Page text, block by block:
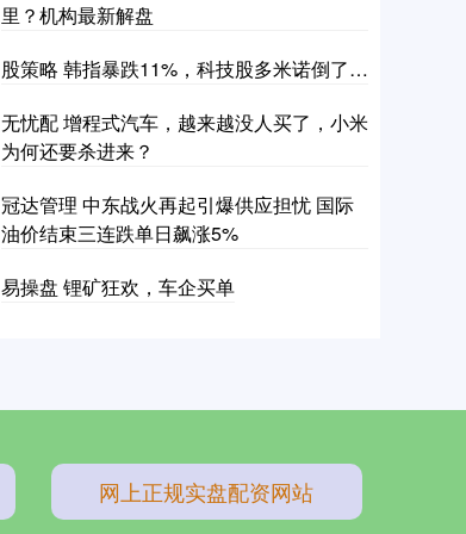
里？机构最新解盘
股策略 韩指暴跌11%，科技股多米诺倒了…
无忧配 增程式汽车，越来越没人买了，小米
为何还要杀进来？
冠达管理 中东战火再起引爆供应担忧 国际
油价结束三连跌单日飙涨5%
易操盘 锂矿狂欢，车企买单
网上正规实盘配资网站